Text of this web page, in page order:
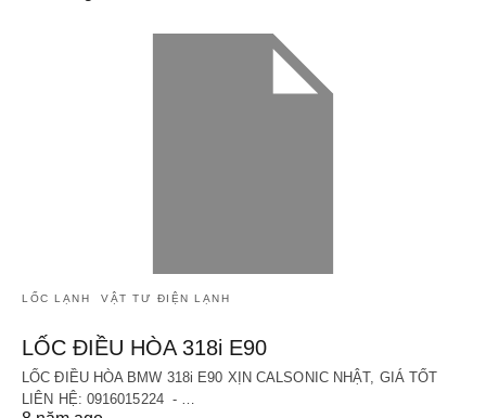
LỐC LẠNH VẬT TƯ ĐIỆN LẠNH
LỐC ĐIỀU HÒA 318i E90
LỐC ĐIỀU HÒA BMW 318i E90 XỊN CALSONIC NHẬT, GIÁ TỐT
LIÊN HỆ: 0916015224 - …